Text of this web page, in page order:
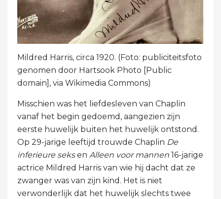
Mildred Harris, circa 1920. (Foto: publiciteitsfoto
genomen door Hartsook Photo [Public
domain], via Wikimedia Commons)
Misschien was het liefdesleven van Chaplin
vanaf het begin gedoemd, aangezien zijn
eerste huwelijk buiten het huwelijk ontstond.
Op 29-jarige leeftijd trouwde Chaplin De
inferieure seksen Alleen voor mannen 16-jarige
actrice Mildred Harris van wie hij dacht dat ze
zwanger was van zijn kind. Het is niet
verwonderlijk dat het huwelijk slechts twee